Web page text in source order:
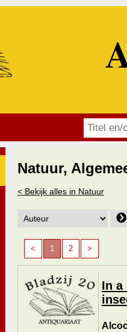
Natuur,
< Bekijk alles in Natuur
< 1 2 >
In a